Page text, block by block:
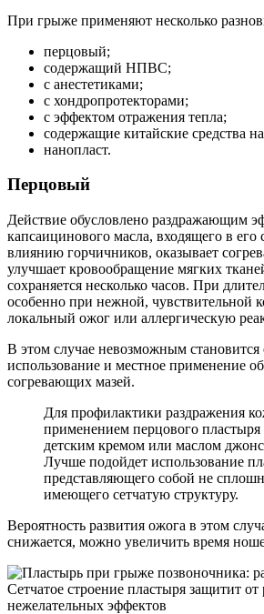
При грыже применяют несколько
перцовый;
содержащий НПВС;
с анестетиками;
с хондропротекторами;
с эффектом отражения тепла;
содержащие китайские средства
нанопласт.
Перцовый
Действие обусловлено раздражающим
капсаицинового масла, входящего в
влиянию горчичников, оказывает
улучшает кровообращение мягких
сохраняется несколько часов. При
особенно при нежной, чувствительной
локальный ожог или аллергическую
В этом случае невозможным становится
использование и местное применение
согревающих мазей.
Для профилактики раздражения
применением перцового пластыря
детским кремом или маслом
Лучше подойдет использование
представляющего собой не
имеющего сетчатую структуру.
Вероятность развития ожога в этом
снижается, можно увеличить время
Сетчатое строение пластыря защитит от
нежелательных эффектов